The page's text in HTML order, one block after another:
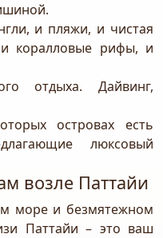
и пляжи, и чистая
коралловые рифы, и
отдыха. Дайвинг,
островах есть
люксовый
возле Паттайи
море и безмятежном
Паттайи – это ваш